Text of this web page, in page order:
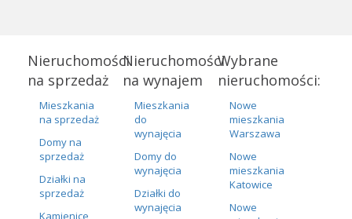
Nieruchomości
na sprzedaż
Mieszkania
na sprzedaż
Domy na
sprzedaż
Działki na
sprzedaż
Kamienice
Nieruchomości
na wynajem
Mieszkania
do
wynajęcia
Domy do
wynajęcia
Działki do
wynajęcia
Wybrane
nieruchomości:
Nowe
mieszkania
Warszawa
Nowe
mieszkania
Katowice
Nowe